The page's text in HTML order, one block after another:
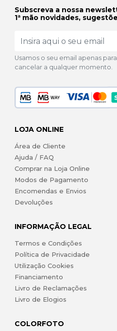
Subscreva a nossa
1ª mão novidades,
Usamos o seu email apenas
cancelar a qualquer momento.
LOJA ONLINE
Área de Cliente
Ajuda / FAQ
Comprar na Loja Online
Modos de Pagamento
Encomendas e Envios
Devoluções
INFORMAÇÃO LEGAL
Termos e Condições
Política de Privacidade
Utilização Cookies
Financiamento
Livro de Reclamações
Livro de Elogios
COLORFOTO